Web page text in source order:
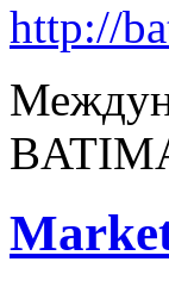
http://